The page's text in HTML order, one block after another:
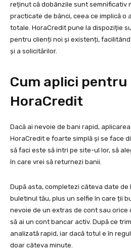
reținut că dobânzile sunt semnificativ
practicate de bănci, ceea ce implică o
totale. HoraCredit pune la dispoziție
pentru clienți noi și existenți,
și a solicitărilor.
Cum aplici pentru
HoraCredit
Dacă ai nevoie de bani rapid,
HoraCredit e foarte simplă și se face
să faci este să intri pe site-ul lor, să
în care vrei să returnezi banii.
După asta, completezi câteva date de
buletinul tău, plus un selfie în care ții
nevoie de un extras de cont sau orice
să ai un cont bancar activ. După ce
analizată rapid, iar dacă totul e în
doar câteva minute.